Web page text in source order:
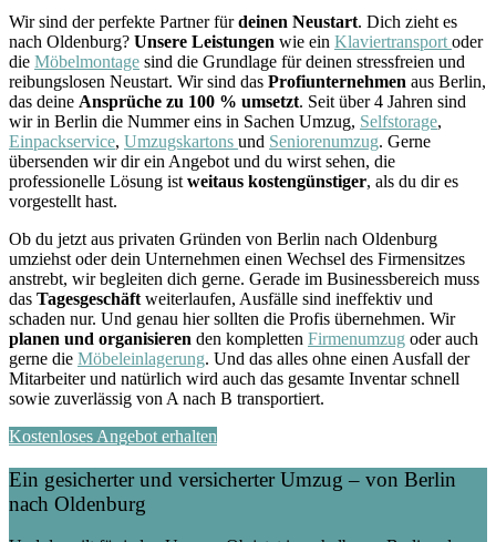
Wir sind der perfekte Partner fürdeinen Neustart. Dich zieht es
nach Oldenburg? Unsere Leistungen wie ein Klaviertransport oder
die Möbelmontage sind die Grundlage für deinen stressfreien und
reibungslosen Neustart. Wir sind das Profiunternehmen aus Berlin,
das deine Ansprüche zu 100 % umsetzt. Seit über 4 Jahren sind
wir in Berlin die Nummer eins in Sachen Umzug, Selfstorage,
Einpackservice, Umzugskartons und Seniorenumzug. Gerne
übersenden wir dir ein Angebot und du wirst sehen, die
professionelle Lösung ist weitaus kostengünstiger, als du dir es
vorgestellt hast.
Ob du jetzt aus privaten Gründen von Berlin nach Oldenburg
umziehst oder dein Unternehmen einen Wechsel des Firmensitzes
anstrebt, wir begleiten dich gerne. Gerade im Businessbereich muss
das Tagesgeschäft weiterlaufen, Ausfälle sind ineffektiv und
schaden nur. Und genau hier sollten die Profis übernehmen. Wir
planen und organisieren den kompletten Firmenumzug oder auch
gerne die Möbeleinlagerung. Und das alles ohne einen Ausfall der
Mitarbeiter und natürlich wird auch das gesamte Inventar schnell
sowie zuverlässig von A nach B transportiert.
Kostenloses Angebot erhalten
Ein gesicherter und versicherter Umzug – von Berlin
nach Oldenburg